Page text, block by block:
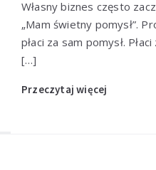
Własny biznes często
„Mam świetny pomysł”.
płaci za sam pomysł.
[…]
Przeczytaj więcej